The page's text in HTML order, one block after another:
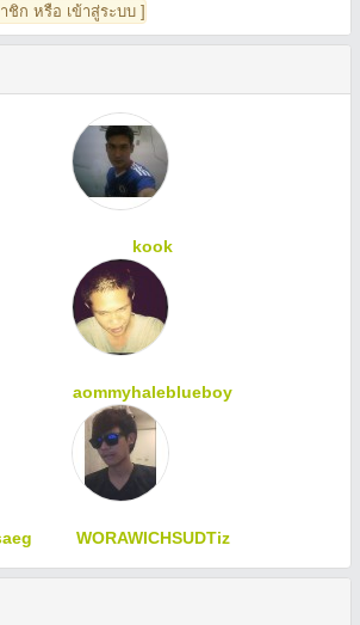
ก หรือ เข้าสู่ระบบ ]
kook
aommyhaleblueboy
WORAWICHSUDTiz